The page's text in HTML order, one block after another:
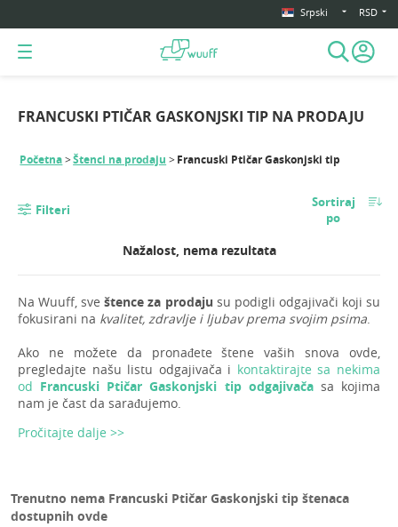
Srpski RSD
FRANCUSKI PTIČAR GASKONJSKI TIP NA PRODAJU
Početna Štenci na prodaju Francuski Ptičar Gaskonjski tip
Filteri
Sortiraj
po
Nažalost, nema rezultata
Na Wuuff, sveštence za prodaju su podigli odgajivači koji su
fokusirani na kvalitet, zdravlje i ljubav prema svojim psima.
Ako ne možete da pronađete štene vaših snova ovde,
pregledajte našu listu odgajivača i kontaktirajte sa nekima
od Francuski Ptičar Gaskonjski tip odgajivačasa kojima
nam je čast da sarađujemo.
Pročitajte dalje >>
Trenutno nema Francuski Ptičar Gaskonjski tip štenaca
dostupnih ovde